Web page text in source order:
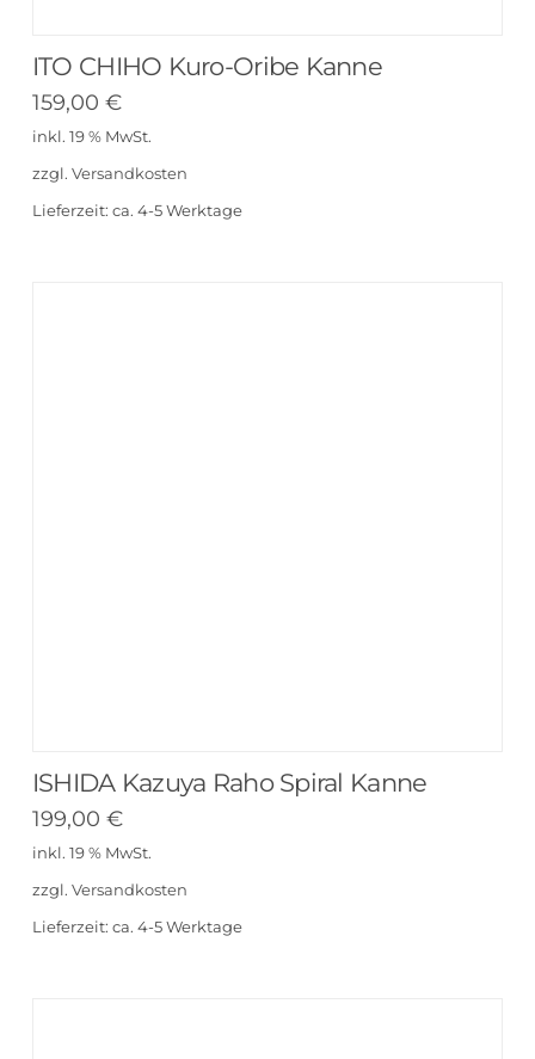
ITO CHIHO Kuro-Oribe Kanne
159,00 €
inkl. 19 % MwSt.
zzgl. Versandkosten
Lieferzeit: ca. 4-5 Werktage
ISHIDA Kazuya Raho Spiral Kanne
199,00 €
inkl. 19 % MwSt.
zzgl. Versandkosten
Lieferzeit: ca. 4-5 Werktage